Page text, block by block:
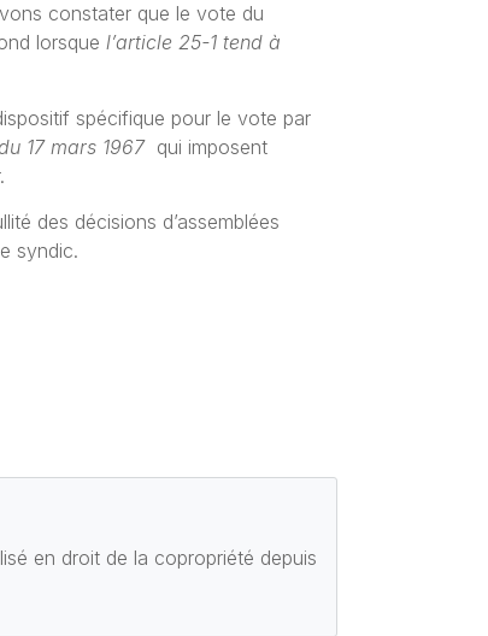
constater que le vote du
lorsque l’article 25-1 tend à
spécifique pour le vote par
17 mars 1967qui imposent
des décisions d’assemblées
syndic.
en droit de la copropriété depuis